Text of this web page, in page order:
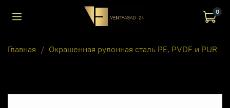
0
Главная Окрашенная рулонная сталь PE, PVDF и PUR